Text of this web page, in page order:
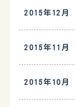
2015年12月
2015年11月
2015年10月